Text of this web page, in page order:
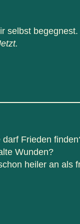
selbst begegnest.
Frieden
Wunden?
heiler an als